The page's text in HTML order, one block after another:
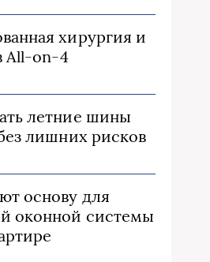
хирургия и
All-on-4
летние шины
лишних рисков
основу для
оконной системы